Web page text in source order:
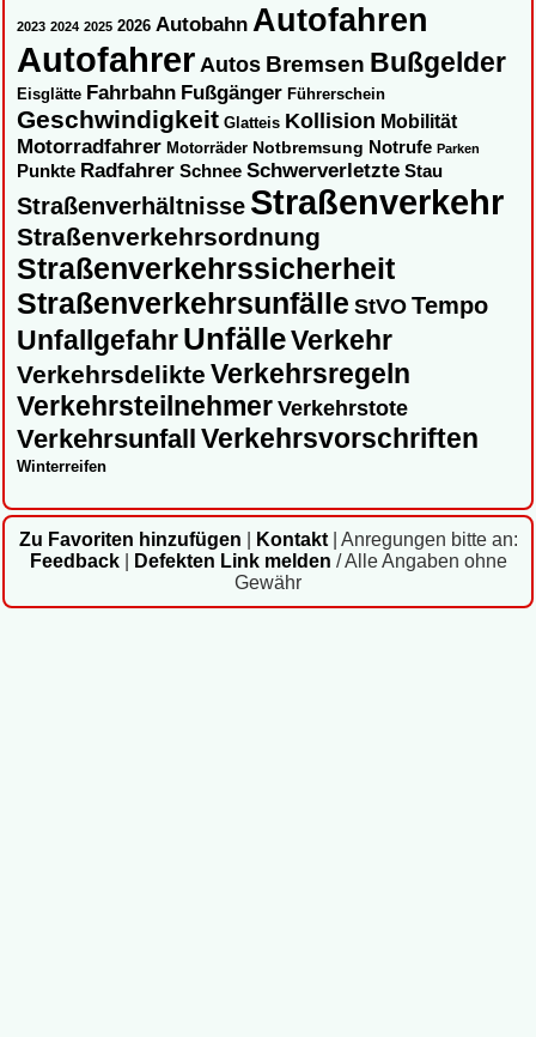
2023 2024 2025 2026 Autobahn Autofahren
AutofahrerAutos Bremsen Bußgelder
Eisglätte Fahrbahn Fußgänger Führerschein
Geschwindigkeit Glatteis Kollision Mobilität
Motorradfahrer Motorräder Notbremsung Notrufe Parken
Punkte Radfahrer Schnee Schwerverletzte Stau
Straßenverhältnisse Straßenverkehr
Straßenverkehrsordnung
Straßenverkehrssicherheit
Straßenverkehrsunfälle StVOTempo
UnfallgefahrUnfälleVerkehr
Verkehrsdelikte Verkehrsregeln
Verkehrsteilnehmer Verkehrstote
Verkehrsunfall Verkehrsvorschriften
Winterreifen
Zu Favoriten hinzufügen Kontakt| Anregungen bitte an:
Feedback| Defekten Link melden / Alle Angaben ohne
Gewähr